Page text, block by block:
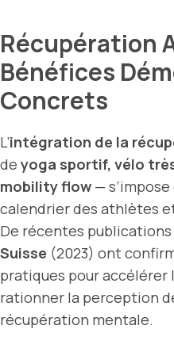
Récupération
Bénéfices
Concrets
L’intégration de la
de yoga sportif, vélo
mobility flow —
calendrier des athlètes
De récentes publications
Suisse (2023) ont
pratiques pour accélérer
rationner la perception
récupération mentale.